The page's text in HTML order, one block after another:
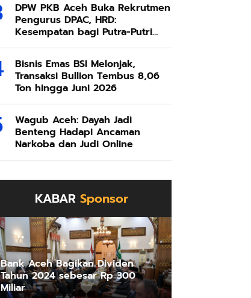
DPW PKB Aceh Buka Rekrutmen
Pengurus DPAC, HRD:
Kesempatan bagi Putra-Putri
Terbaik Aceh
Bisnis Emas BSI Melonjak,
Transaksi Bullion Tembus 8,06
Ton hingga Juni 2026
Wagub Aceh: Dayah Jadi
Benteng Hadapi Ancaman
Narkoba dan Judi Online
KABAR Sponsor
Bank Aceh Bagikan Dividen
Tahun 2024 sebesar Rp 300
Miliar